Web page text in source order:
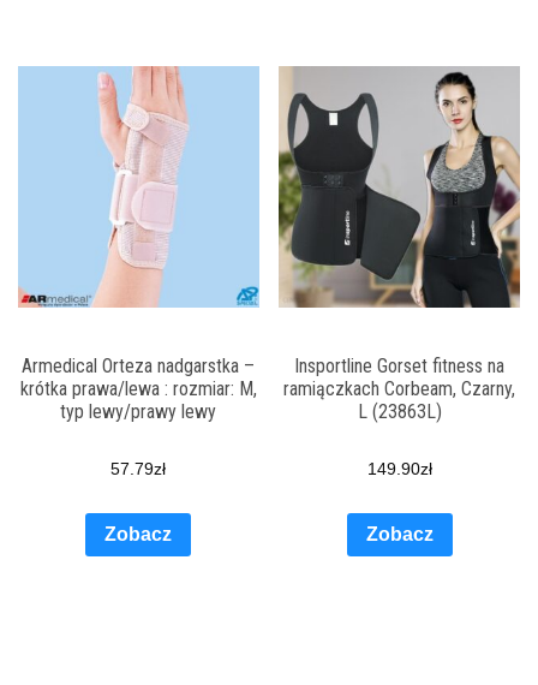
Armedical Orteza nadgarstka –
krótka prawa/lewa : rozmiar: M,
typ lewy/prawy lewy
57.79zł
Zobacz
Insportline Gorset fitness na
ramiączkach Corbeam, Czarny,
L (23863L)
149.90zł
Zobacz